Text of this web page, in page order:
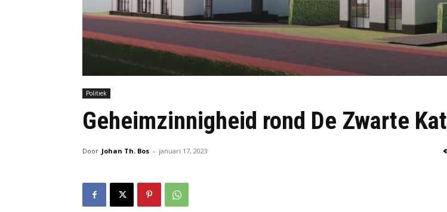
Politiek
Geheimzinnigheid rond De Zwarte Kat
Door Johan Th. Bos - januari 17, 2023